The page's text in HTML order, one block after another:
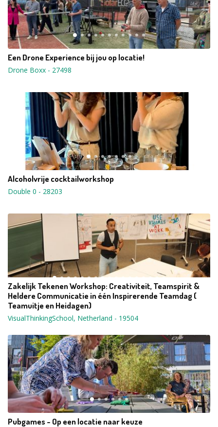
Een Drone Experience bij jou op locatie!
Drone Boxx - 27498
Alcoholvrije cocktailworkshop
Double 0 - 28203
Zakelijk Tekenen Workshop: Creativiteit, Teamspirit &
Heldere Communicatie in één Inspirerende Teamdag (
Teamuitje en Heidagen)
VisualThinkingSchool, Netherland - 19504
Pubgames - Op een locatie naar keuze